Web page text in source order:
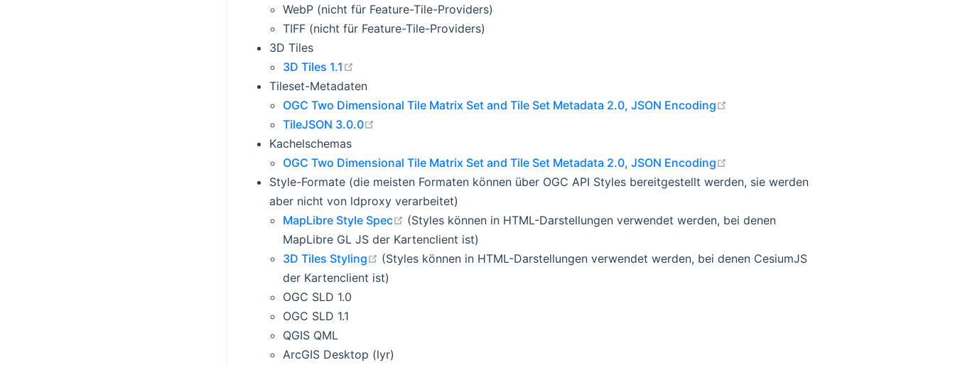
WebP (nicht für Feature-Tile-Providers)
TIFF (nicht für Feature-Tile-Providers)
3D Tiles
3D Tiles 1.1
Tileset-Metadaten
OGC Two Dimensional Tile Matrix Set and Tile Set Metadata 2.0, JSON Encoding
TileJSON 3.0.0
Kachelschemas
OGC Two Dimensional Tile Matrix Set and Tile Set Metadata 2.0, JSON Encoding
Style-Formate (die meisten Formaten können über OGC API Styles bereitgestellt werden, sie werden
aber nicht von ldproxy verarbeitet)
MapLibre Style Spec
open in new window
(Styles können in HTML-Darstellungen verwendet werden, bei denen
MapLibre GL JS der Kartenclient ist)
3D Tiles Styling
open in new window
(Styles können in HTML-Darstellungen verwendet werden, bei denen CesiumJS
der Kartenclient ist)
OGC SLD 1.0
OGC SLD 1.1
QGIS QML
ArcGIS Desktop (lyr)